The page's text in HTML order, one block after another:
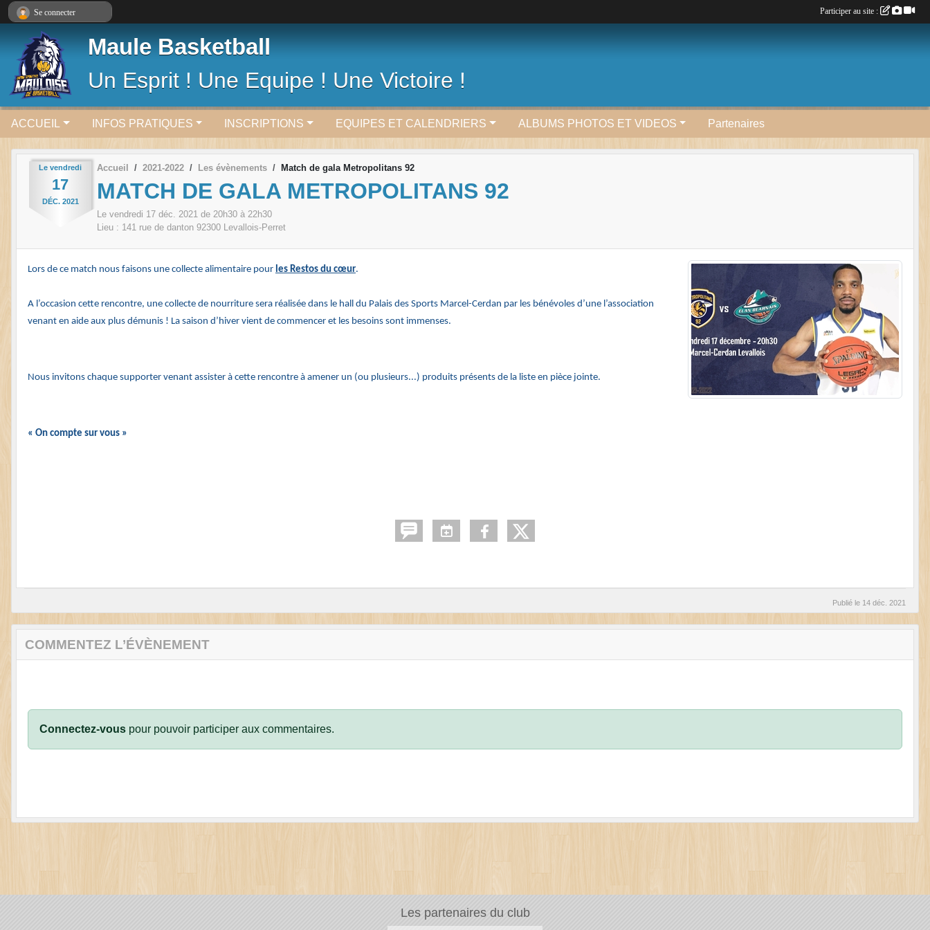
Maule Basketball
Un Esprit ! Une Equipe ! Une Victoire !
ACCUEIL INFOS PRATIQUES INSCRIPTIONS EQUIPES ET CALENDRIERS ALBUMS PHOTOS ET VIDEOS Partenaires
Le vendredi
17
DÉC. 2021
Accueil 2021-2022 Les évènements Match de gala Metropolitans 92
MATCH DE GALA METROPOLITANS 92
Le vendredi 17 déc. 2021 de 20h30 à 22h30
Lieu : 141 rue de danton 92300 Levallois-Perret
Lors de ce match nous faisons une collecte alimentaire pour les Restos du cœur.
A l’occasion cette rencontre, une collecte de nourriture sera réalisée dans le hall du Palais des Sports Marcel-Cerdan par les bénévoles d’une l’association
venant en aide aux plus démunis ! La saison d’hiver vient de commencer et les besoins sont immenses.
Nous invitons chaque supporter venant assister à cette rencontre à amener un (ou plusieurs...) produits présents de la liste en pièce jointe.
« On compte sur vous »
Publié le 14 déc. 2021
COMMENTEZ L’ÉVÈNEMENT
Connectez-vous pour pouvoir participer aux commentaires.
Les partenaires du club
Se connecter Participer au site :
Panneau de gestion des cookies